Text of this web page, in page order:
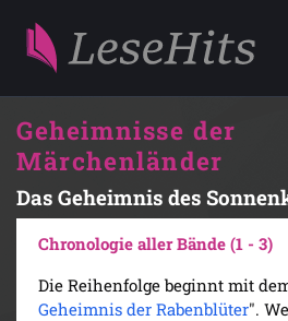
Geheimnisse der
Märchenländer
Das Geheimnis des
Chronologie aller Bände (1 - 3)
Die Reihenfolge beginnt mit
Geheimnis der Rabenblüter".